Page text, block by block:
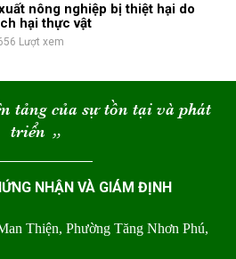
nông nghiệp bị thiệt hại do
hại thực vật
Lượt xem
tảng của sự tồn tại và phát
triển “
NHẬN VÀ GIÁM ĐỊNH
Thiện, Phường Tăng Nhơn Phú,